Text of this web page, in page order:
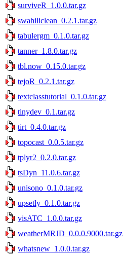
surviveR_1.0.0.tar.gz
swahiliclean_0.2.1.tar.gz
tabulergm_0.1.0.tar.gz
tanner_1.8.0.tar.gz
tbl.now_0.15.0.tar.gz
tejoR_0.2.1.tar.gz
textclasstutorial_0.1.0.tar.gz
tinydev_0.1.tar.gz
tirt_0.4.0.tar.gz
topocast_0.0.5.tar.gz
tplyr2_0.2.0.tar.gz
tsDyn_11.0.6.tar.gz
unisono_0.1.0.tar.gz
upsetly_0.1.0.tar.gz
visATC_1.0.0.tar.gz
weatherMRJD_0.0.0.9000.tar.gz
whatsnew_1.0.0.tar.gz